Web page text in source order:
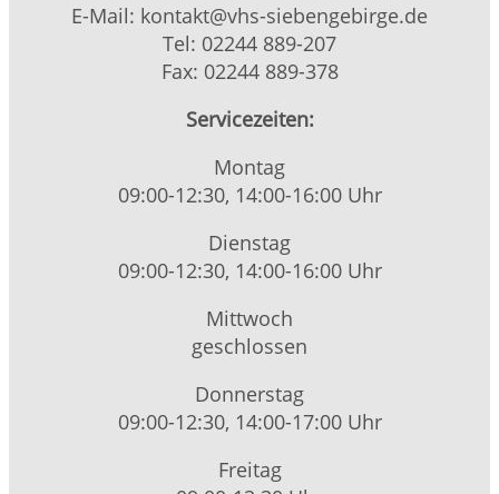
E-Mail: kontakt@vhs-siebengebirge.de
Tel: 02244 889-207
Fax: 02244 889-378
Servicezeiten:
Montag
09:00-12:30, 14:00-16:00 Uhr
Dienstag
09:00-12:30, 14:00-16:00 Uhr
Mittwoch
geschlossen
Donnerstag
09:00-12:30, 14:00-17:00 Uhr
Freitag